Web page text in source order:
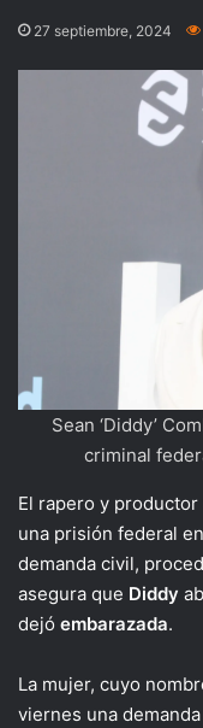
27 septiembre, 2024
Sean ‘Diddy’
criminal
El rapero y productor
una prisión federal en
demanda civil,
asegura que Diddy
dejó embarazada.
La mujer, cuyo
viernes una